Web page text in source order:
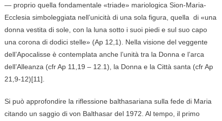
— proprio quella fondamentale «triade» mariologica Sion-Maria-
Ecclesia simboleggiata nell’unicità di una sola figura, quella di «una
donna vestita di sole, con la luna sotto i suoi piedi e sul suo capo
una corona di dodici stelle» (Ap 12,1). Nella visione del veggente
dell’Apocalisse è contemplata anche l’unità tra la Donna e l’arca
dell’Alleanza (cfr Ap 11,19 – 12.1), la Donna e la Città santa (cfr Ap
21,9-12)[11].
Si può approfondire la riflessione balthasariana sulla fede di Maria
citando un saggio di von Balthasar del 1972. Al tempo, il primo